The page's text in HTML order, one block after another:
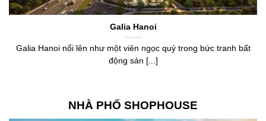
Galia Hanoi
Galia Hanoi nổi lên như một viên ngọc quý trong bức tranh bất
động sản [...]
NHÀ PHỐ SHOPHOUSE